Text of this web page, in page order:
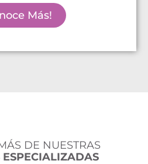
Más!
DE NUESTRAS